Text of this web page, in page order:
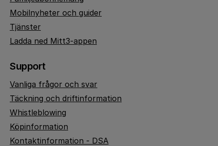
Mobilnyheter och guider
Tjänster
Ladda ned Mitt3-appen
Support
Vanliga frågor och svar
Täckning och driftinformation
Whistleblowing
Köpinformation
Kontaktinformation - DSA